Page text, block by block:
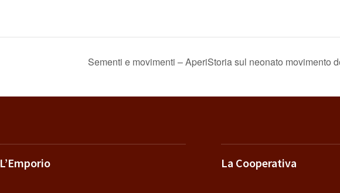
Sementi e movimenti – AperiStoria sul neonato movimento
L’Emporio La Cooperativa